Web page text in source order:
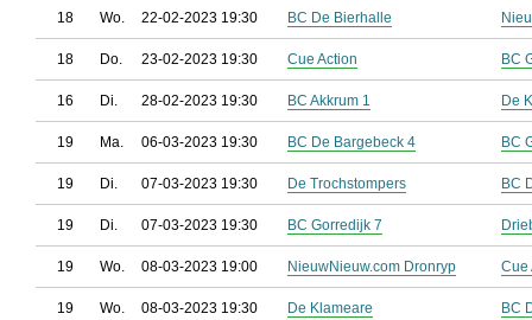
18 Wo. 22-02-2023 19:30 BC De Bierhalle
18 Do. 23-02-2023 19:30 Cue Action BC
16 Di. 28-02-2023 19:30 BC Akkrum 1 De
19 Ma. 06-03-2023 19:30 BC De Bargebeck 4 BC
19 Di. 07-03-2023 19:30 De Trochstompers BC
19 Di. 07-03-2023 19:30 BC Gorredijk 7
19 Wo. 08-03-2023 19:00 NieuwNieuw.com Dronryp Cue
19 Wo. 08-03-2023 19:30 De Klameare BC